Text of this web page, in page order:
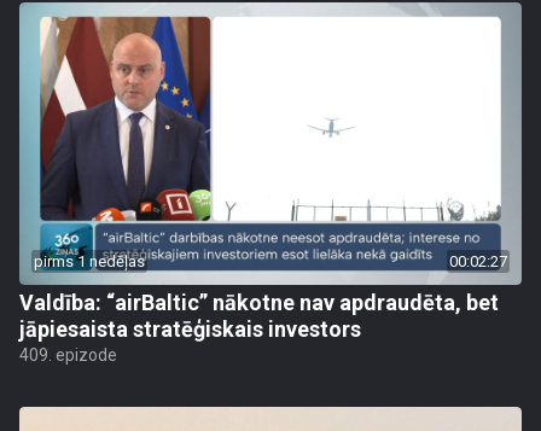
pirms 1 nedēļas 00:02:27
Valdība: “airBaltic” nākotne nav apdraudēta, bet
jāpiesaista stratēģiskais investors
409. epizode